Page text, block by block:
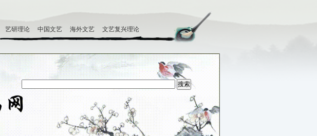
艺研理论 中国文艺 海外文艺 文艺复兴理论